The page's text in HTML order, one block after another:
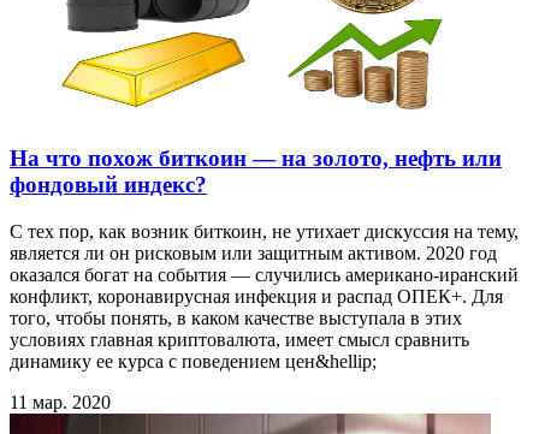
На что похож биткоин — на золото, нефть или
фондовый индекс?
С тех пор, как возник биткоин, не утихает дискуссия на тему,
является ли он рисковым или защитным активом. 2020 год
оказался богат на события — случились американо-иранский
конфликт, коронавирусная инфекция и распад ОПЕК+. Для
того, чтобы понять, в каком качестве выступала в этих
условиях главная криптовалюта, имеет смысл сравнить
динамику ее курса с поведением цен&hellip;
11 мар. 2020